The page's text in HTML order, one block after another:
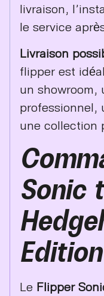
livraison,
le service
Livraison
flipper est
un showroom,
professionnel,
une collection
Sonic
Edition
Le Flipper